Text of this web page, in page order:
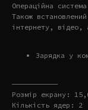
Операційна
Також
інтернету,
Зарядка у
———————————
Розмір екрану:
Кількість ядер: 2